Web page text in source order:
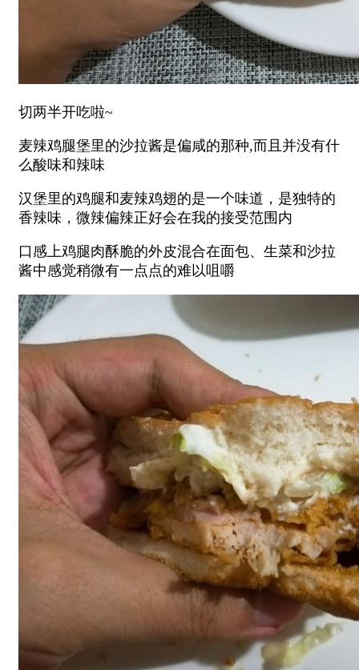
切两半开吃啦~
麦辣鸡腿堡里的沙拉酱是偏咸的那种,而且并没有什
么酸味和辣味
汉堡里的鸡腿和麦辣鸡翅的是一个味道，是独特的
香辣味，微辣偏辣正好会在我的接受范围内
口感上鸡腿肉酥脆的外皮混合在面包、生菜和沙拉
酱中感觉稍微有一点点的难以咀嚼